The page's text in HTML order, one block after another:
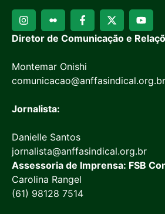
Diretor de Comunicação e
Montemar Onishi
comunicacao@anffasindical.org.br
Jornalista:
Danielle Santos
jornalista@anffasindical.org.br
Assessoria de Imprensa: FSB
Carolina Rangel
(61) 98128 7514